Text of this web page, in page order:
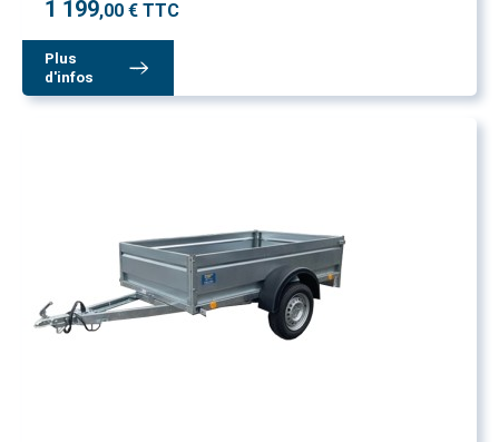
1 199,00 € TTC
Plus
d'infos